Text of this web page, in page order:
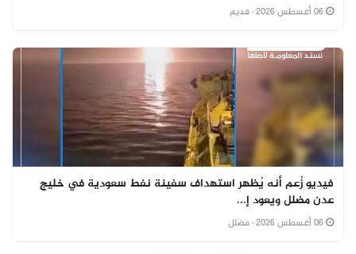
· قديم
فيديو زُعم أنه يُظهر استهداف سفينة نفط سعودية في خليج
عدن مضلل ويعود إ...
· مضلل